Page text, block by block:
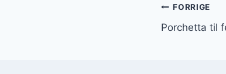
FORRIGE
Porchetta til